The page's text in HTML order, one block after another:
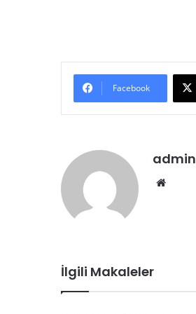
Facebook
admin
İlgili Makaleler